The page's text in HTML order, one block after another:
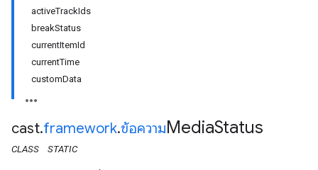
activeTrackIds
breakStatus
currentItemId
currentTime
customData
cast.framework.ข้อความMediaStatus
CLASS STATIC